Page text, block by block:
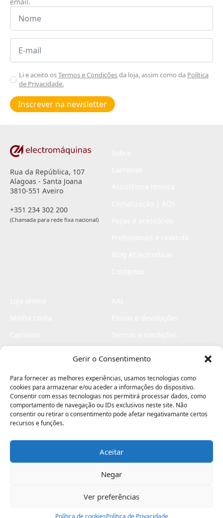
Gerir o Consentimento
Para fornecer as melhores experiências, usamos tecnologias como
cookies para armazenar e/ou aceder a informações do dispositivo.
Consentir com essas tecnologias nos permitirá processar dados, como
comportamento de navegação ou IDs exclusivos neste site. Não
consentir ou retirar o consentimento pode afetar negativamante certos
recursos e funções.
Aceitar
Negar
Ver preferências
Política de cookiesPolítica de Privacidade
Nome
Email
Aceitar
Poiticas
de
privacidade
Li e aceito osTermos e Condiçõesda loja, assim como da Política
de Privacidade.
Inscrever na newsletter
Rua da República, 107
Alagoas - Santa Joana
3810-551 Aveiro
+351 234 302 200
(Chamada para rede fixa nacional)
Livro de elogios
Electromaquinas ©2026
contágio - agência criativa
Assistência Ajuda Minha Conta